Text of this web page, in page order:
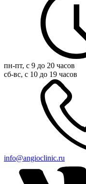
пн-пт, с 9 до 20 часов
сб-вс, с 10 до 19 часов
info@angioclinic.ru